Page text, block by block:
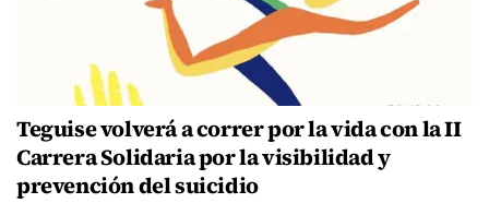
Teguise volverá a correr por la vida con la II
Carrera Solidaria por la visibilidad y
prevención del suicidio